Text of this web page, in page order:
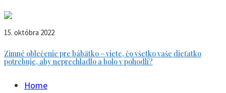
15. októbra 2022
Zimné oblečenie pre bábätko – viete, čo všetko vaše dieťatko
potrebuje, aby neprechladlo a bolo v pohodlí?
Home